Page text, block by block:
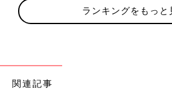
ランキングをもっと
関連記事